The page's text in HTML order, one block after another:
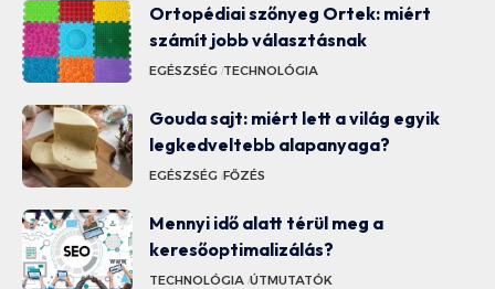
Ortopédiai szőnyeg Ortek: miért
számít jobb választásnak
EGÉSZSÉG TECHNOLÓGIA
Gouda sajt: miért lett a világ egyik
legkedveltebb alapanyaga?
EGÉSZSÉG FŐZÉS
Mennyi idő alatt térül meg a
keresőoptimalizálás?
TECHNOLÓGIA ÚTMUTATÓK